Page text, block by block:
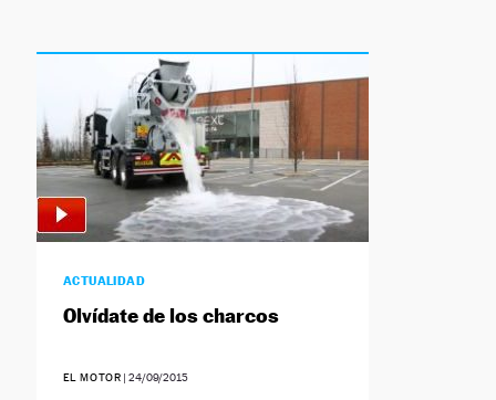
ACTUALIDAD
Olvídate de los charcos
EL MOTOR |24/09/2015